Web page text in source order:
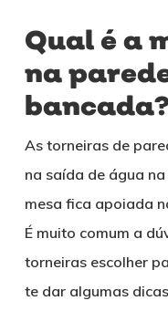
Qual é a
na
As torneiras de
na saída de água
mesa fica apoiada
É muito comum a
torneiras escolher
te dar algumas